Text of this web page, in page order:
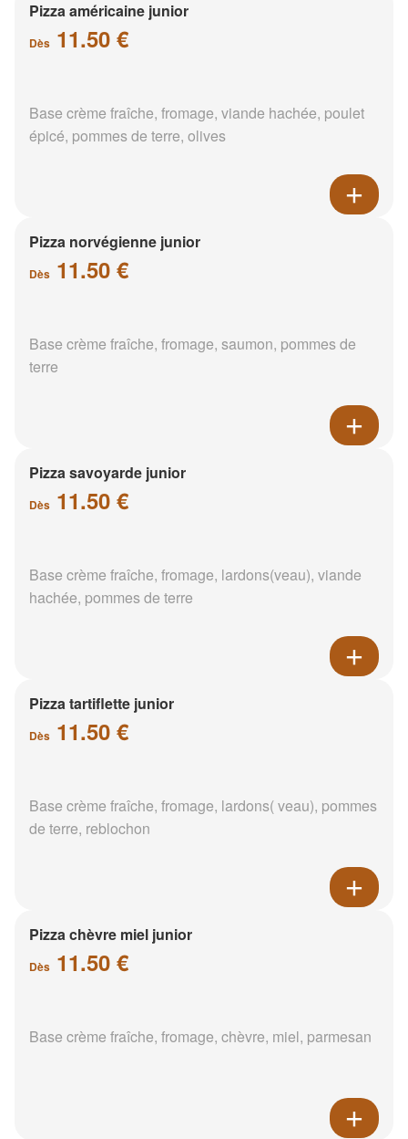
Pizza américaine junior
Dès 11.50 €
Base crème fraîche, fromage, viande hachée, poulet
épicé, pommes de terre, olives
Pizza norvégienne junior
Dès 11.50 €
Base crème fraîche, fromage, saumon, pommes de
terre
Pizza savoyarde junior
Dès 11.50 €
Base crème fraîche, fromage, lardons(veau), viande
hachée, pommes de terre
Pizza tartiflette junior
Dès 11.50 €
Base crème fraîche, fromage, lardons( veau), pommes
de terre, reblochon
Pizza chèvre miel junior
Dès 11.50 €
Base crème fraîche, fromage, chèvre, miel, parmesan